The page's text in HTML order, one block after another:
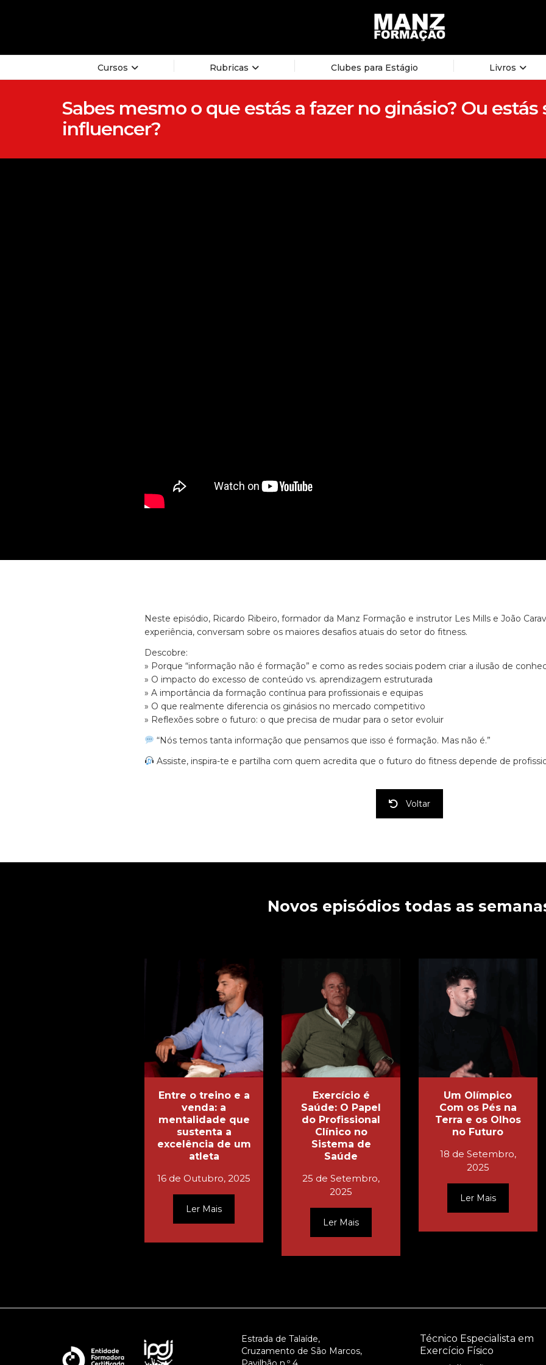
Cursos Rubricas Clubes para Estágio Livros
Sabes mesmo o que estás a fazer no ginásio? Ou
influencer?
Neste episódio, Ricardo Ribeiro, formador da Manz Formação e instrutor Les Mills e João
experiência, conversam sobre os maiores desafios atuais do setor do fitness.
Descobre:
» Porque “informação não é formação” e como as redes sociais podem criar a ilusão de
» O impacto do excesso de conteúdo vs. aprendizagem estruturada
» A importância da formação contínua para profissionais e equipas
» O que realmente diferencia os ginásios no mercado competitivo
» Reflexões sobre o futuro: o que precisa de mudar para o setor evoluir
“Nós temos tanta informação que pensamos que isso é formação. Mas não é.”
Assiste, inspira-te e partilha com quem acredita que o futuro do fitness depende de
Voltar
Novos episódios todas as
Entre o treino e a
venda: a
mentalidade que
sustenta a
excelência de um
atleta
16 de Outubro, 2025
Ler Mais
Exercício é
Saúde: O Papel
do Profissional
Clínico no
Sistema de
Saúde
25 de Setembro,
2025
Ler Mais
Um Olímpico
Com os Pés na
Terra e os Olhos
no Futuro
18 de Setembro,
2025
Ler Mais
Estrada de Talaíde,
Cruzamento de São Marcos,
Técnico Especialista em
Exercício Físico